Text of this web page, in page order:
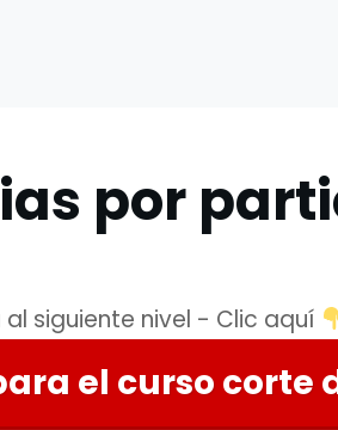
por
al siguiente nivel - Clic aquí
el curso corte